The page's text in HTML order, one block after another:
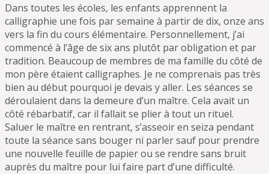
Dans toutes les écoles, les enfants apprennent la
calligraphie une fois par semaine à partir de dix, onze ans
vers la fin du cours élémentaire. Personnellement, j’ai
commencé à l’âge de six ans plutôt par obligation et par
tradition. Beaucoup de membres de ma famille du côté de
mon père étaient calligraphes. Je ne comprenais pas très
bien au début pourquoi je devais y aller. Les séances se
déroulaient dans la demeure d’un maître. Cela avait un
côté rébarbatif, car il fallait se plier à tout un rituel.
Saluer le maître en rentrant, s’asseoir en seiza pendant
toute la séance sans bouger ni parler sauf pour prendre
une nouvelle feuille de papier ou se rendre sans bruit
auprès du maître pour lui faire part d’une difficulté.